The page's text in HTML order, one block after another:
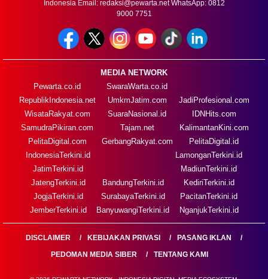
Indonesia Email: redaksi@pewarta.netWhatsApp: 0812
9000 7751
MEDIA NETWORK
Pewarta.co.id
RepublikIndonesia.net
WisataRakyat.com
SamudraPikiran.com
PelitaDigital.com
SwaraWarta.co.id
UmkmJatim.com
SuaraNasional.id
Tajam.net
GerbangRakyat.com
JadiProfesional.com
IDNHits.com
KalimantanKini.com
PelitaDigital.id
IndonesiaTerkini.id
JatimTerkini.id
JatengTerkini.id
JogjaTerkini.id
JemberTerkini.id
BandungTerkini.id
SurabayaTerkini.id
BanyuwangiTerkini.id
LamonganTerkini.id
MadiunTerkini.id
KediriTerkini.id
PacitanTerkini.id
NganjukTerkini.id
DISCLAIMER KEBIJAKAN PRIVASI
PASANG IKLAN
PEDOMAN MEDIA SIBER
TENTANG KAMI